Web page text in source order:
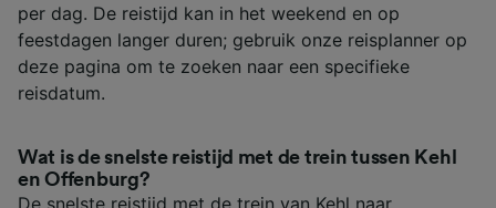
per dag. De reistijd kan in het weekend en op
feestdagen langer duren; gebruik onze reisplanner op
deze pagina om te zoeken naar een specifieke
reisdatum.
Wat is de snelste reistijd met de trein tussen Kehl
en Offenburg?
De snelste reistijd met de trein van Kehl naar